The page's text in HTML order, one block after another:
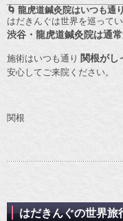
🌀 龍虎道鍼灸院はいつも通
はだきんぐは世界を巡ってい
渋谷・龍虎道鍼灸院は通常
施術はいつも通り 関根がし
安心してご来院ください。
関根
はだきんぐの世界旅